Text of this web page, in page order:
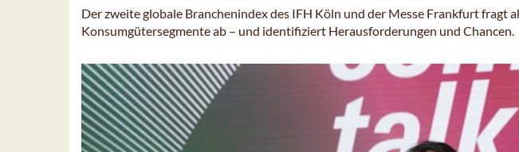
Der zweite globale Branchenindex des IFH Köln und der Messe Frankfurt fragt
Konsumgütersegmente ab – und identifiziert Herausforderungen und Chancen.